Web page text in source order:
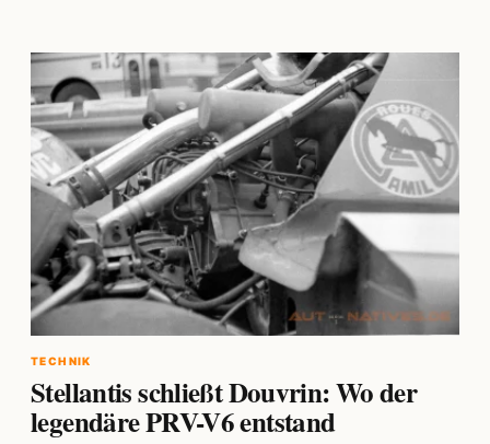
TECHNIK
Stellantis schließt Douvrin: Wo der
legendäre PRV-V6 entstand